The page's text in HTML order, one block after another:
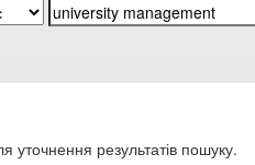
уточнення результатів пошуку.